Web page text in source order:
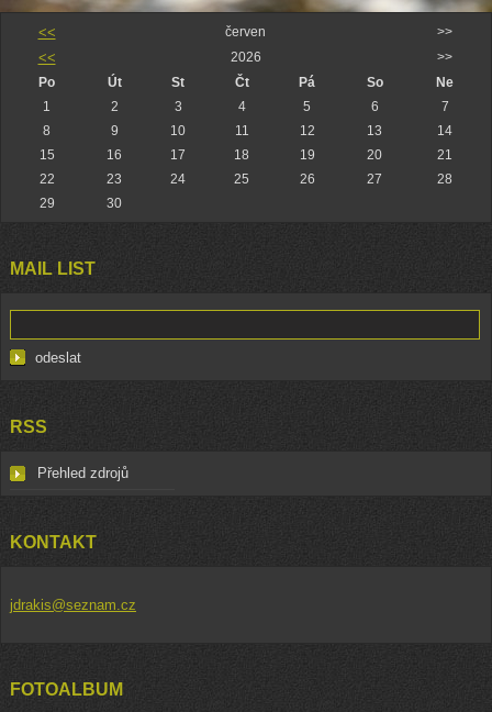
<< červen >>
<< 2026
>>
Po
Út St Čt Pá So
Ne
1
2 3 4 5 6
7
8
9 10 11 12 13
14
15
16 17 18 19 20
21
22
23 24 25 26 27
28
29
30
MAIL LIST
RSS
Přehled zdrojů
KONTAKT
jdrakis@seznam.cz
FOTOALBUM